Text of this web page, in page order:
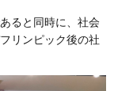
ると同時に、社会
リンピック後の社